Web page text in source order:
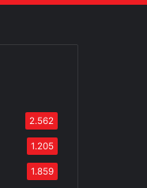
2.562
1.205
1.859